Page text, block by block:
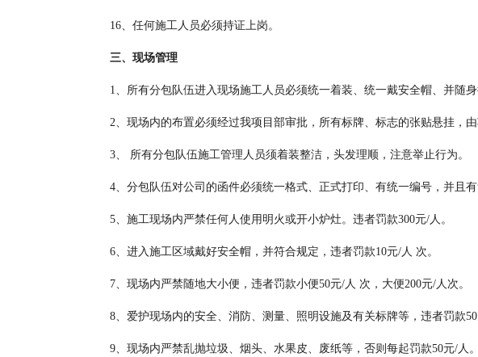
16、任何施工人员必须持证上岗。
三、现场管理
1、所有分包队伍进入现场施工人员必须统一着装、统一戴安全帽、并随身
2、现场内的布置必须经过我项目部审批，所有标牌、标志的张贴悬挂，由
3、 所有分包队伍施工管理人员须着装整洁，头发理顺，注意举止行为。
4、分包队伍对公司的函件必须统一格式、正式打印、有统一编号，并且
5、施工现场内严禁任何人使用明火或开小炉灶。违者罚款300元/人。
6、进入施工区域戴好安全帽，并符合规定，违者罚款10元/人 次。
7、现场内严禁随地大小便，违者罚款小便50元/人 次，大便200元/人次。
8、爱护现场内的安全、消防、测量、照明设施及有关标牌等，违者罚款50
9、现场内严禁乱抛垃圾、烟头、水果皮、废纸等，否则每起罚款50元/人。